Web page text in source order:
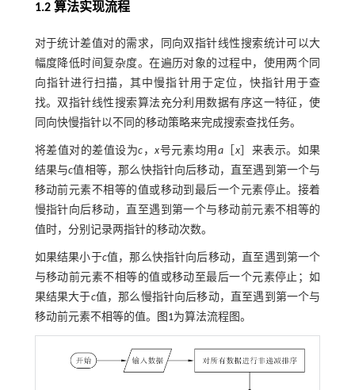
1.2 算法实现流程
对于统计差值对的需求，同向双指针线性搜索统计可以大
幅度降低时间复杂度。在遍历对象的过程中，使用两个同
向指针进行扫描，其中慢指针用于定位，快指针用于查
找。双指针线性搜索算法充分利用数据有序这一特征，使
同向快慢指针以不同的移动策略来完成搜索查找任务。
将差值对的差值设为c ，x号元素均用 a［ x］来表示。如果
结果与c值相等，那么快指针向后移动，直至遇到第一个与
移动前元素不相等的值或移动到最后一个元素停止。接着
慢指针向后移动，直至遇到第一个与移动前元素不相等的
值时，分别记录两指针的移动次数。
如果结果小于c值，那么快指针向后移动，直至遇到第一个
与移动前元素不相等的值或移动至最后一个元素停止；如
果结果大于c值，那么慢指针向后移动，直至遇到第一个与
移动前元素不相等的值。
图1为算法流程图。